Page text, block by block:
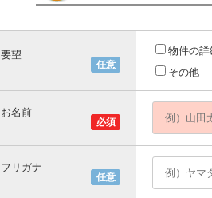
任意
要望 物件の
その他
必須
お名前
任意
フリガナ